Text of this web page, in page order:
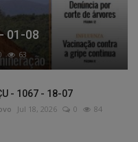
01-08
63
- 1067 - 18-07
Jul 18, 2026 0 84